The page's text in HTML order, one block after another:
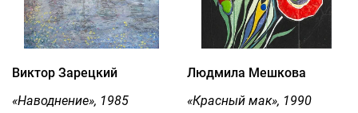
Виктор Зарецкий
«Наводнение», 1985
Людмила Мешкова
«Красный мак», 1990